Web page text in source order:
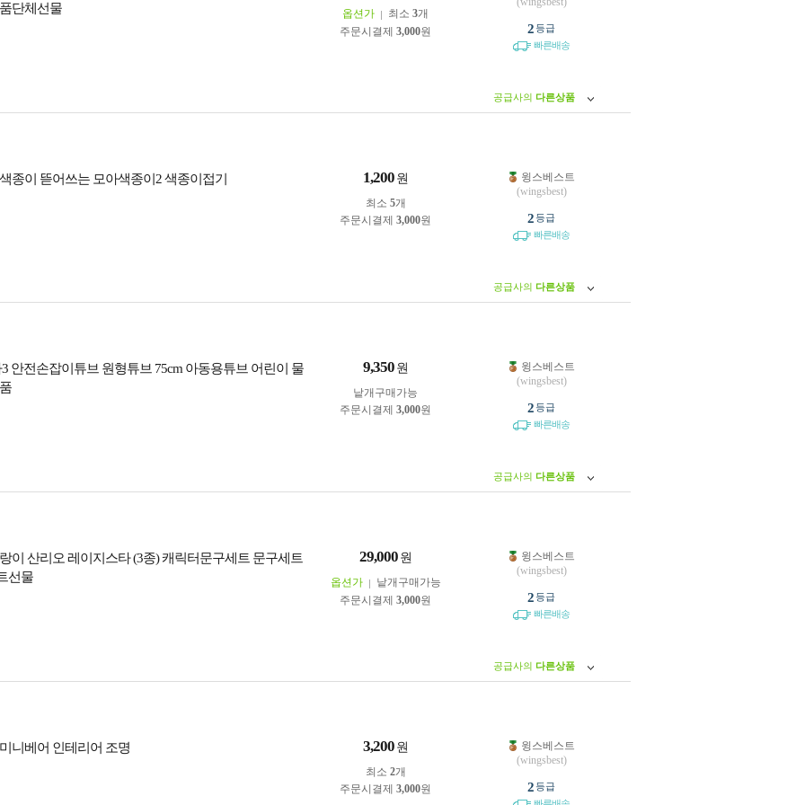
단체선물 옵션가 최소 3개
주문시결제 3,000원 2등급
빠른배송
공급사의 다른상품
종이 뜯어쓰는 모아색종이2 색종이접기 1,200 원
최소 5개
주문시결제 3,000원
윙스베스트
(wingsbest)
2등급
빠른배송
공급사의 다른상품
안전손잡이튜브 원형튜브 75cm 아동용튜브 어린이 물
9,350 원
낱개구매가능
주문시결제 3,000원
윙스베스트
(wingsbest)
2등급
빠른배송
공급사의 다른상품
이 산리오 레이지스타 (3종) 캐릭터문구세트 문구세트
선물
29,000 원
옵션가
낱개구매가능
주문시결제 3,000원
윙스베스트
(wingsbest)
2등급
빠른배송
공급사의 다른상품
니베어 인테리어 조명 3,200 원
최소 2개
주문시결제 3,000원
윙스베스트
(wingsbest)
2등급